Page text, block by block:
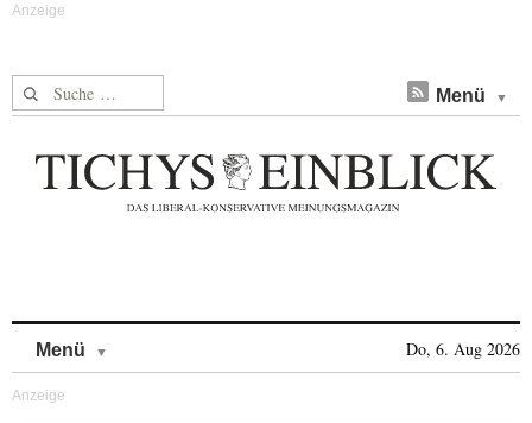
Suche nach: Menü
Menü Do, 6. Aug 2026